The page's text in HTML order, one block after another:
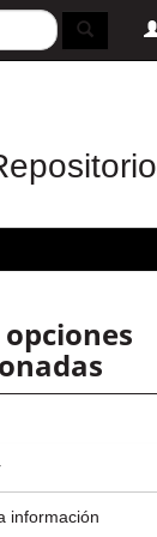
información